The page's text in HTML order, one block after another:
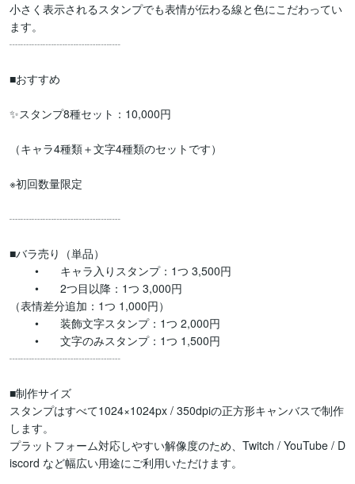
小さく表示されるスタンプでも表情が伝わる線と色にこだわってい
ます。
┈┈┈┈┈┈┈┈┈┈
■おすすめ
✨スタンプ8種セット：10,000円
（キャラ4種類＋文字4種類のセットです）
※初回数量限定
┈┈┈┈┈┈┈┈┈┈
■バラ売り（単品）
（表情差分追加：1つ 1,000円）
┈┈┈┈┈┈┈┈┈┈
■制作サイズ
スタンプはすべて1024×1024px / 350dpiの正方形キャンバスで制作
します。
プラットフォーム対応しやすい解像度のため、Twitch / YouTube / D
iscord など幅広い用途にご利用いただけます。